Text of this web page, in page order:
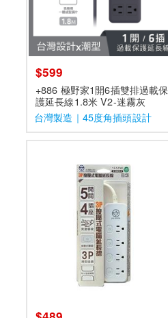
$599
+886 極野家1開6插雙排過載保
護延長線1.8米 V2-迷霧灰
台灣製造｜45度角插頭設計